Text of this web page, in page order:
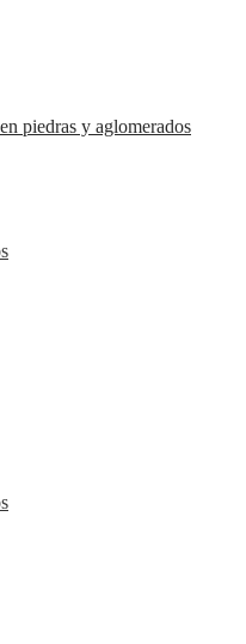
piedras y aglomerados